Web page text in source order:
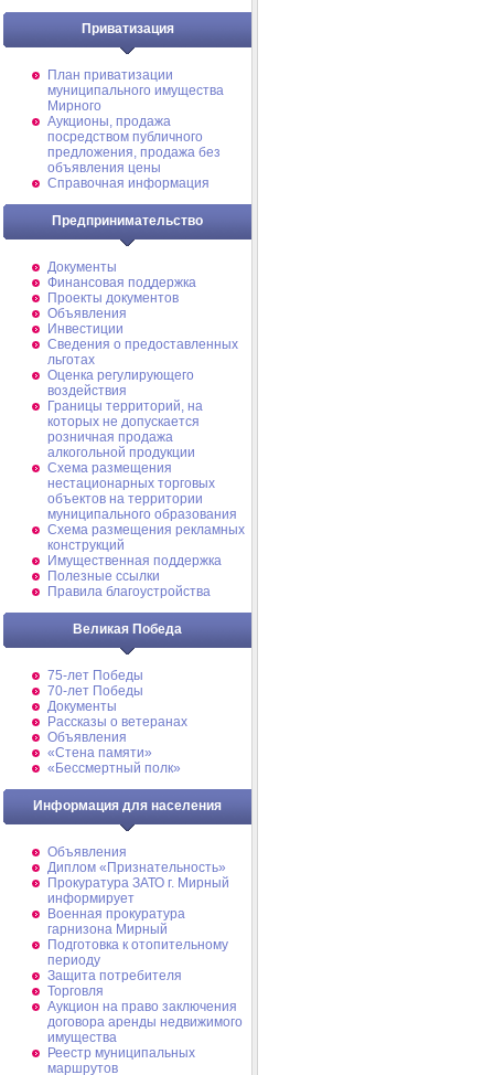
Приватизация
План приватизации
муниципального имущества
Мирного
Аукционы, продажа
посредством публичного
предложения, продажа без
объявления цены
Справочная информация
Предпринимательство
Документы
Финансовая поддержка
Проекты документов
Объявления
Инвестиции
Сведения о предоставленных
льготах
Оценка регулирующего
воздействия
Границы территорий, на
которых не допускается
розничная продажа
алкогольной продукции
Схема размещения
нестационарных торговых
объектов на территории
муниципального образования
Схема размещения рекламных
конструкций
Имущественная поддержка
Полезные ссылки
Правила благоустройства
Великая Победа
75-лет Победы
70-лет Победы
Документы
Рассказы о ветеранах
Объявления
«Стена памяти»
«Бессмертный полк»
Информация для населения
Объявления
Диплом «Признательность»
Прокуратура ЗАТО г. Мирный
информирует
Военная прокуратура
гарнизона Мирный
Подготовка к отопительному
периоду
Защита потребителя
Торговля
Аукцион на право заключения
договора аренды недвижимого
имущества
Реестр муниципальных
маршрутов